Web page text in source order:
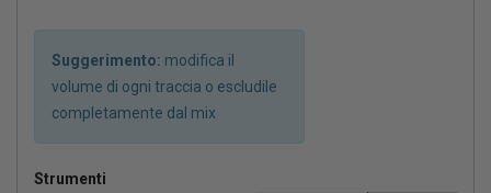
Suggerimento: modifica il
volume di ogni traccia o escludile
completamente dal mix
Strumenti